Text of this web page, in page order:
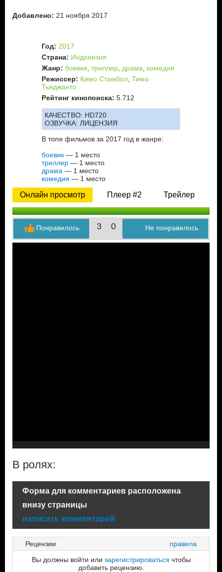
Добавлено: 21 ноября 2017
Год: 2017
Страна: Индонезия
Жанр: боевик триллер драма
комедия
Режиссер: Кимо Стамбол Тимо
Тьяджанто
Рейтинг кинопоиска: 5.712
КАЧЕСТВО: HD720
ОЗВУЧКА: ЛИЦЕНЗИЯ
В топе фильмов за 2017 год в жанре:
боевик — 1 место
триллер — 1 место
драма — 1 место
комедия — 1 место
Онлайн просмотр Плеер #2 Трейлер
3 0 Не понравилось
Понравилось
В ролях:
Форма для комментариев расположена
внизу страницы
написать комментарий
Рецензии
правила
Вы должны войти или зарегистрироваться чтобы
добавить рецензию.